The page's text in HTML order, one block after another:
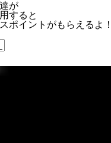
が
すると
ポイント がもらえるよ！